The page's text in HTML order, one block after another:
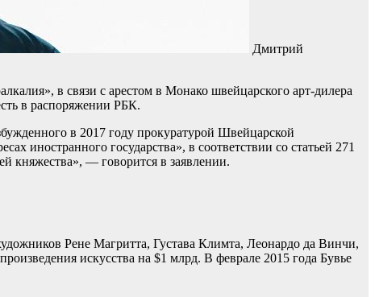
Дмитрий
в связи с арестом в Монако швейцарского арт-дилера
в распоряжении РБК.
в 2017 году прокуратурой Швейцарской
иностранного государства», в соответствии со статьей 271
княжества», — говорится в заявлении.
Рене Магритта, Густава Климта, Леонардо да Винчи,
искусства на $1 млрд. В феврале 2015 года Бувье